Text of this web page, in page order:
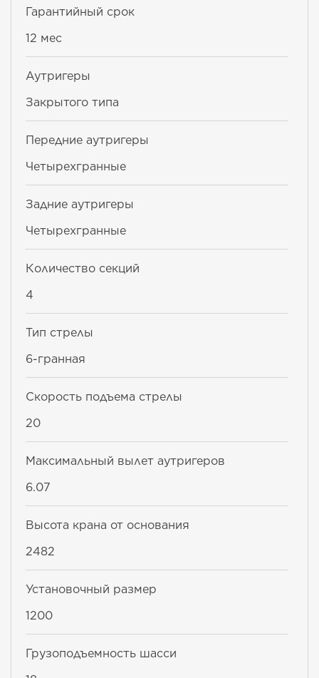
Гарантийный срок
12 мес
Аутригеры
Закрытого типа
Передние аутригеры
Четырехгранные
Задние аутригеры
Четырехгранные
Количество секций
4
Тип стрелы
6-гранная
Скорость подъема стрелы
20
Максимальный вылет аутригеров
6.07
Высота крана от основания
2482
Установочный размер
1200
Грузоподъемность шасси